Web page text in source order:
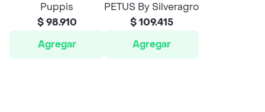
Puppis
$ 98.910
Agregar
PETUS By Silveragro
$ 109.415
Agregar